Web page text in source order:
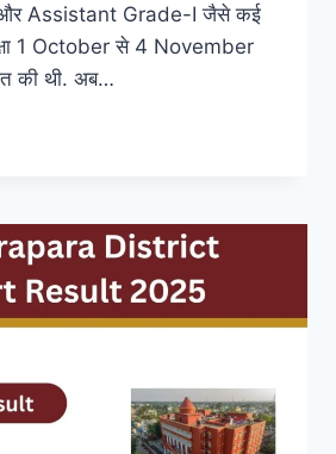
Assistant Grade-I जैसे कई
1 October से 4 November
की थी. अब…